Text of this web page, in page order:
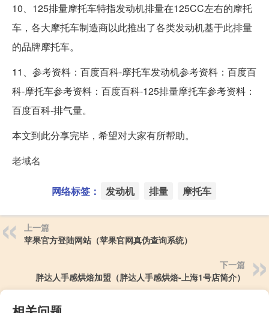
10、125排量摩托车特指发动机排量在125CC左右的摩托
车，各大摩托车制造商以此推出了各类发动机基于此排量
的品牌摩托车。
11、参考资料：百度百科-摩托车发动机参考资料：百度百
科-摩托车参考资料：百度百科-125排量摩托车参考资料：
百度百科-排气量。
本文到此分享完毕，希望对大家有所帮助。
老域名
网络标签： 发动机 排量 摩托车
上一篇
苹果官方登陆网站（苹果官网真伪查询系统）
下一篇
胖达人手感烘焙加盟（胖达人手感烘焙-上海1号店简介）